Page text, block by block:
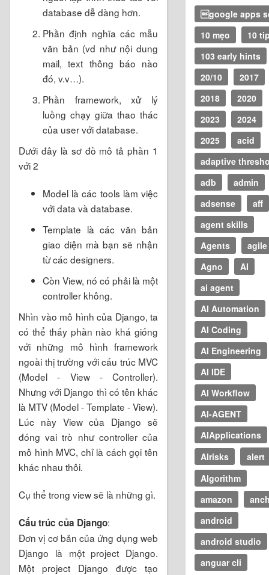
database dễ dàng hơn.
Phần định nghĩa các mẫu
văn bản (vd như nội dung
mail, text thông báo nào
đó, v.v…).
Phần framework, xử lý
luồng chạy giữa thao thác
của user với database.
Dưới đây là sơ đồ mô tả phần 1
với 2
Model là các tools làm việc
với data và database.
Template là các văn bản
giao diện mà bạn sẽ nhận
từ các designers.
Còn View, nó có phải là một
controller không.
Nhìn vào mô hình của Django, ta
có thể thấy phần nào khá giống
với những mô hình framework
ngoài thị trường với cấu trúc MVC
(Model - View - Controller).
Nhưng với Django thì có tên khác
là MTV (Model - Template - View).
Lúc này View của Django sẽ
đóng vai trò như controller của
mô hình MVC, chỉ là cách gọi tên
khác nhau thôi.
Cụ thể trong view sẽ là những gì.
Cấu trúc của Django:
Đơn vị cơ bản của ứng dụng web
Django là một project Django.
Một project Django được tạo
google apps
10 mẹo
10
103 early hints
20/10
2017
2018
2020
2023
2024
2025
acid
adaptive
adb
admin
adsense
aff
agent skills
Agents
agile
Agno
AI
ai agent
AI Automation
AI Coding
AI Engineering
AI IDE
AI Workflow
AI-AGENT
AIApplications
AIrisks
alert
Algorithm
amazon
android
android studio
anguar cli